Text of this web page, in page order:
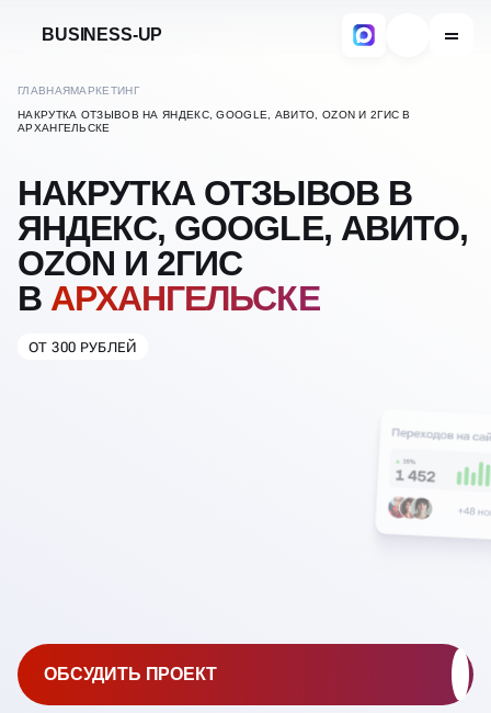
BUSINESS-UP
ГЛАВНАЯМАРКЕТИНГ
НАКРУТКА ОТЗЫВОВ НА ЯНДЕКС, GOOGLE, АВИТО, OZON И 2ГИС В
АРХАНГЕЛЬСКЕ
НАКРУТКА ОТЗЫВОВ В
ЯНДЕКС, GOOGLE, АВИТО,
OZON И 2ГИС
В АРХАНГЕЛЬСКЕ
ОТ 300 РУБЛЕЙ
ОБСУДИТЬ ПРОЕКТ